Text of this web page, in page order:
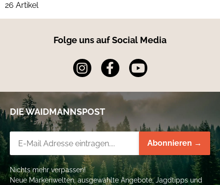
26 Artikel
Folge uns auf Social Media
DIE WAIDMANNSPOST
Abonnieren →
Nichts mehr verpassen!
Neue Markenwelten, ausgewählte Angebote, Jagdtipps und